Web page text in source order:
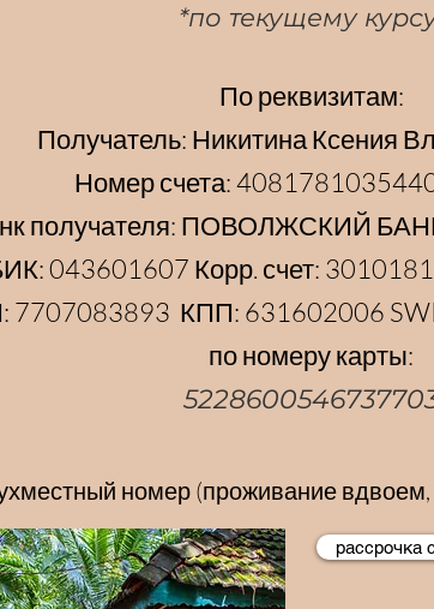
*по текущему
По реквизитам:
Получатель: Никитина Ксения
Номер счета:
получателя: ПОВОЛЖСКИЙ
043601607 Корр. счет:
7707083893 КПП: 631602006
по номеру карты:
номер (проживание вдвоем,
рассрочка